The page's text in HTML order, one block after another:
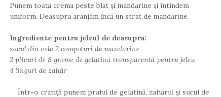
Punem toată crema peste blat și mandarine și întindem
uniform. Deasupra aranjăm încă un strat de mandarine.
Ingrediente pentru jeleul de deasupra:
sucul din cele 2 compoturi de mandarine
2 plicuri de 8 grame de gelatină transparentă pentru jeleu
4 linguri de zahăr
Într-o cratiță punem praful de gelatină, zahărul și sucul de